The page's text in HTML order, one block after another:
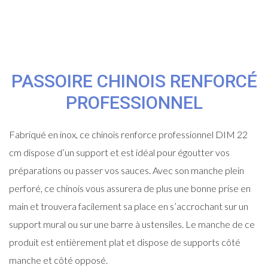
PASSOIRE CHINOIS RENFORCÉ
PROFESSIONNEL
Fabriqué en inox, ce chinois renforce professionnel DIM 22
cm dispose d’un support et est idéal pour égoutter vos
préparations ou passer vos sauces. Avec son manche plein
perforé, ce chinois vous assurera de plus une bonne prise en
main et trouvera facilement sa place en s’accrochant sur un
support mural ou sur une barre à ustensiles. Le manche de ce
produit est entièrement plat et dispose de supports côté
manche et côté opposé.